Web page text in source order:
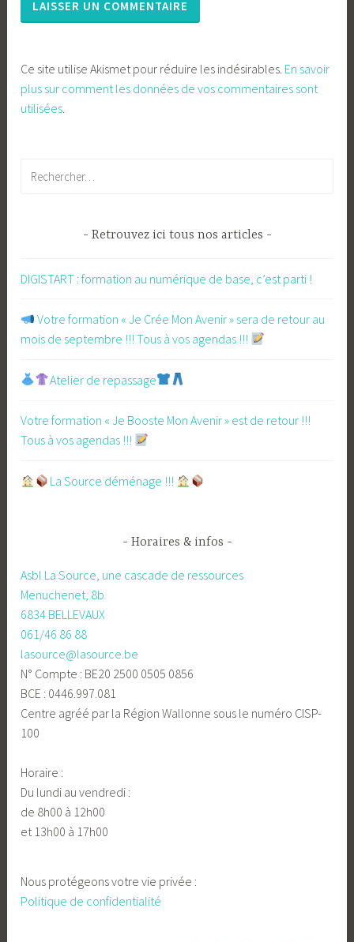
Ce site utilise Akismet pour réduire les indésirables. En savoir
plus sur comment les données de vos commentaires sont
utilisées
Retrouvez ici tous nos articles
DIGISTART : formation au numérique de base, c’est parti !
​ Votre formation « Je Crée Mon Avenir » sera de retour au
mois de septembre !!! Tous à vos agendas !!!
Atelier de repassage​
Votre formation « Je Booste Mon Avenir » est de retour !!!
Tous à vos agendas !!!
​La Source déménage !!!
Horaires & infos
Asbl La Source, une cascade de ressources
Menuchenet, 8b
6834 BELLEVAUX
061/46 86 88
lasource@lasource.be
N° Compte : BE20 2500 0505 0856
BCE : 0446.997.081
Centre agréé par la Région Wallonne sous le numéro CISP-
100
Horaire :
Du lundi au vendredi :
de 8h00 à 12h00
et 13h00 à 17h00
Nous protégeons votre vie privée :
Politique de confidentialité